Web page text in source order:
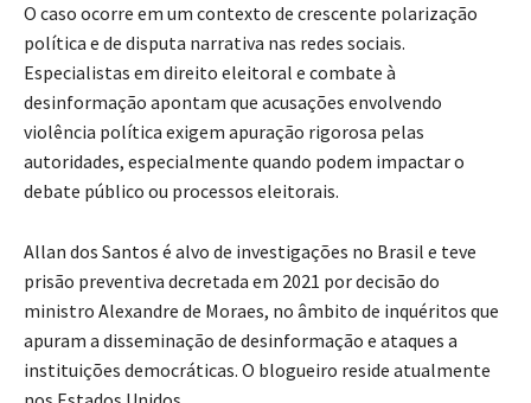
O caso ocorre em um contexto de crescente polarização
política e de disputa narrativa nas redes sociais.
Especialistas em direito eleitoral e combate à
desinformação apontam que acusações envolvendo
violência política exigem apuração rigorosa pelas
autoridades, especialmente quando podem impactar o
debate público ou processos eleitorais.
Allan dos Santos é alvo de investigações no Brasil e teve
prisão preventiva decretada em 2021 por decisão do
ministro Alexandre de Moraes, no âmbito de inquéritos que
apuram a disseminação de desinformação e ataques a
instituições democráticas. O blogueiro reside atualmente